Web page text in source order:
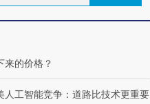
来的价格？
人工智能竞争：道路比技术更重要